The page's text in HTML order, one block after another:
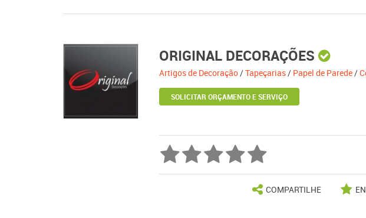
ORIGINAL DECORAÇÕES
Artigos de Decoração/Tapeçarias/ Papel de Parede/
SOLICITAR ORÇAMENTO E SERVIÇO
COMPARTILHE